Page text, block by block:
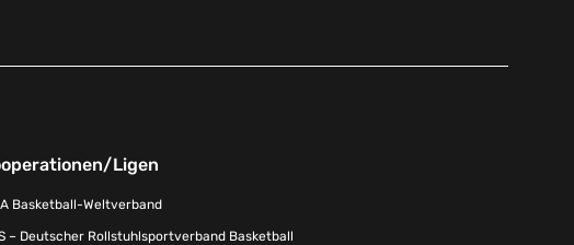
Ligen
Basketball-Weltverband
– Deutscher Rollstuhlsportverband Basketball